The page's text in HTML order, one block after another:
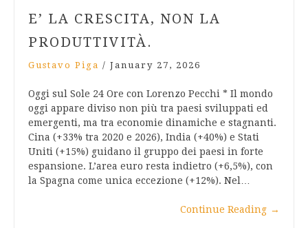
E’ LA CRESCITA, NON LA
PRODUTTIVITÀ.
Gustavo Piga / January 27, 2026
Oggi sul Sole 24 Ore con Lorenzo Pecchi * Il mondo
oggi appare diviso non più tra paesi sviluppati ed
emergenti, ma tra economie dinamiche e stagnanti.
Cina (+33% tra 2020 e 2026), India (+40%) e Stati
Uniti (+15%) guidano il gruppo dei paesi in forte
espansione. L’area euro resta indietro (+6,5%), con
la Spagna come unica eccezione (+12%). Nel…
Continue Reading →